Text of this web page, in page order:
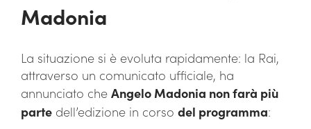
Madonia
La situazione si è evoluta rapidamente: la Rai,
attraverso un comunicato ufficiale, ha
annunciato che Angelo Madonia non farà più
parte dell’edizione in corso del programma: